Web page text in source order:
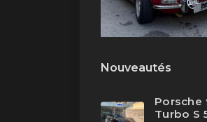
Nouveautés
Porsche
Turbo S